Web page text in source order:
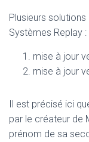
Plusieurs
Systèmes Replay :
mise à jour
mise à jour
Il est précisé ici
par le créateur de
prénom de sa